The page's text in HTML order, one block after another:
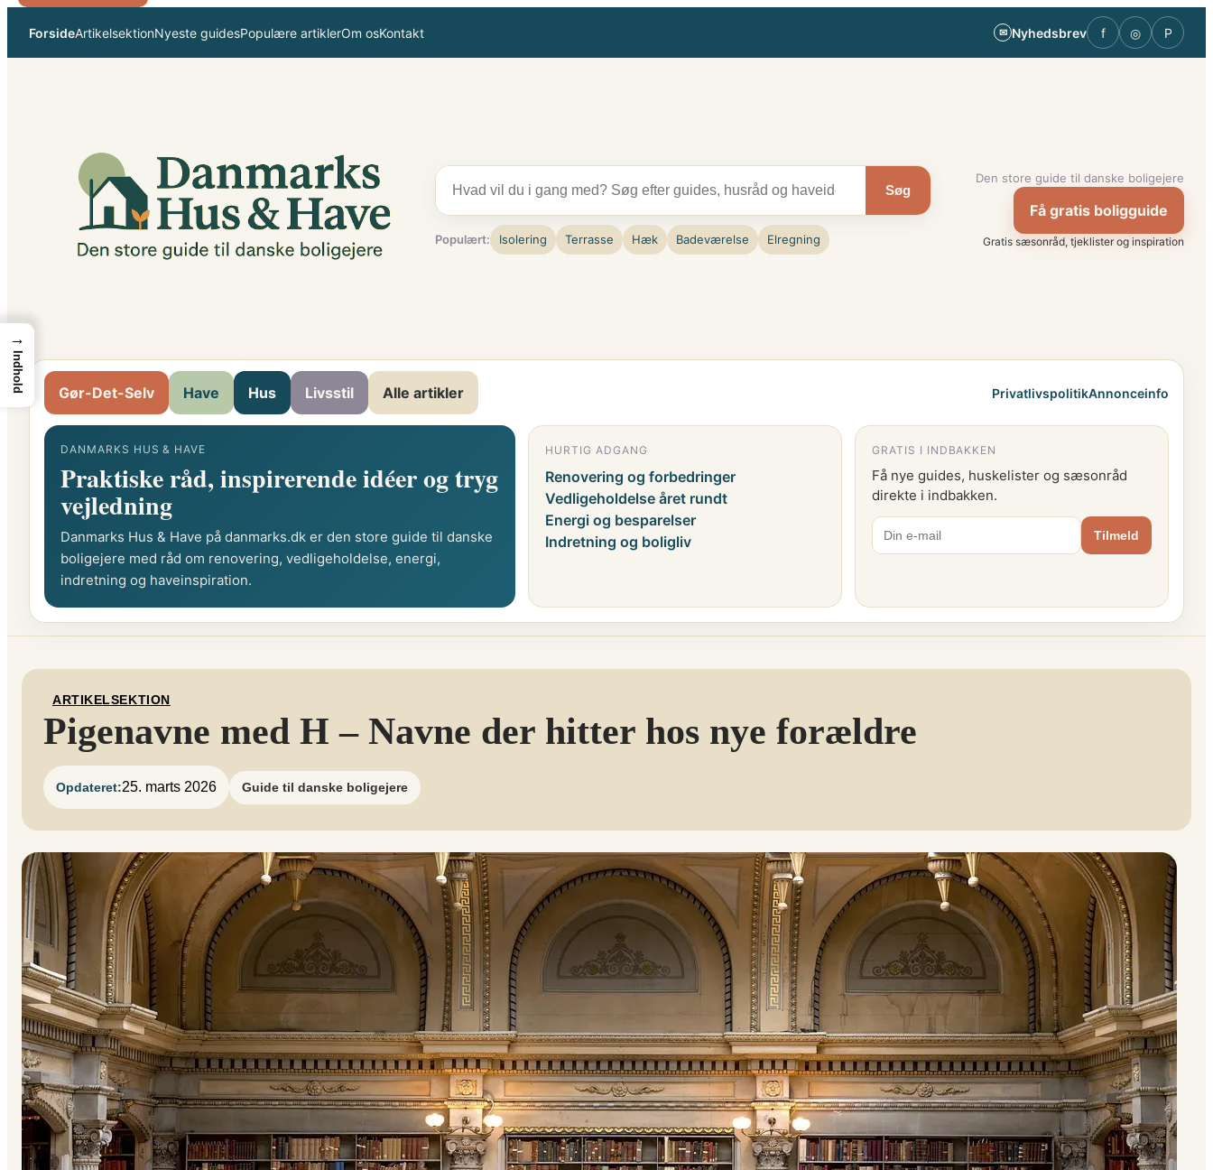
indhold
ForsideArtikelsektionNyeste guidesPopulære artiklerOm osKontakt ✉ Nyhedsbrev f ◎ P
Søg
Populært: Isolering Terrasse Hæk Badeværelse Elregning
Den store guide til danske boligejere
Få gratis boligguide
Gratis sæsonråd, tjeklister og inspiration
Gør-Det-Selv Have Hus Livsstil Alle artikler PrivatlivspolitikAnnonceinfo
DANMARKS HUS & HAVE
Praktiske råd, inspirerende idéer og tryg
vejledning
Danmarks Hus & Have på danmarks.dk er den store guide til danske
boligejere med råd om renovering, vedligeholdelse, energi,
indretning og haveinspiration.
HURTIG ADGANG
Renovering og forbedringer
Vedligeholdelse året rundt
Energi og besparelser
Indretning og boligliv
GRATIS I INDBAKKEN
Få nye guides, huskelister og sæsonråd
direkte i indbakken.
Tilmeld
ARTIKELSEKTION
Pigenavne med H – Navne der hitter hos nye forældre
Opdateret:25. marts 2026 Guide til danske boligejere
→
Indhold